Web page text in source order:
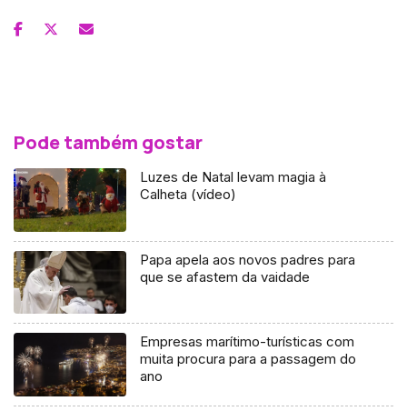
Pode também gostar
Luzes de Natal levam magia à
Calheta (vídeo)
Papa apela aos novos padres para
que se afastem da vaidade
Empresas marítimo-turísticas com
muita procura para a passagem do
ano